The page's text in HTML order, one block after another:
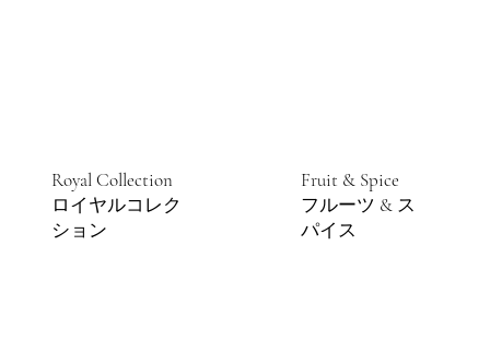
Royal Collection
ロイヤルコレク
ション
Fruit & Spice
フルーツ & ス
パイス